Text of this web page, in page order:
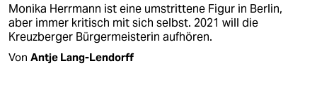
Monika Herrmann ist eine umstrittene Figur in Berlin,
aber immer kritisch mit sich selbst. 2021 will die
Kreuzberger Bürgermeisterin aufhören.
Von Antje Lang-Lendorff